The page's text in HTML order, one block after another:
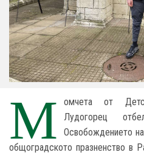
М
омчета от
Лудогорец
Освобождението
общоградското празненство в